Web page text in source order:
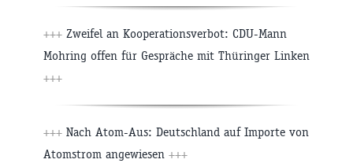
+++ Zweifel an Kooperationsverbot: CDU-Mann
Mohring offen für Gespräche mit Thüringer Linken
+++
+++ Nach Atom-Aus: Deutschland auf Importe von
Atomstrom angewiesen +++